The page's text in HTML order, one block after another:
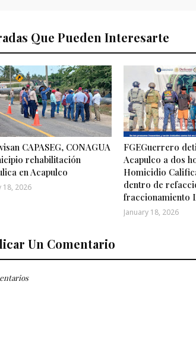
Que Pueden Interesarte
CAPASEG, CONAGUA
rehabilitación
en Acapulco
18, 2026
FGEGuerrero
Acapulco a dos
Homicidio
dentro de
fraccionamiento
January 18, 2026
Un Comentario